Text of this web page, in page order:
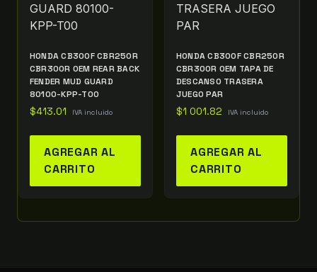
HONDA CB300F CBR250R
CBR300R OEM REAR BACK
FENDER MUD GUARD
80100-KPP-T00
$413.01 IVA incluido
AGREGAR AL
CARRITO
HONDA CB300F CBR250R
CBR300R OEM TAPA DE
DESCANSO TRASERA
JUEGO PAR
$1 001.82 IVA incluido
AGREGAR AL
CARRITO